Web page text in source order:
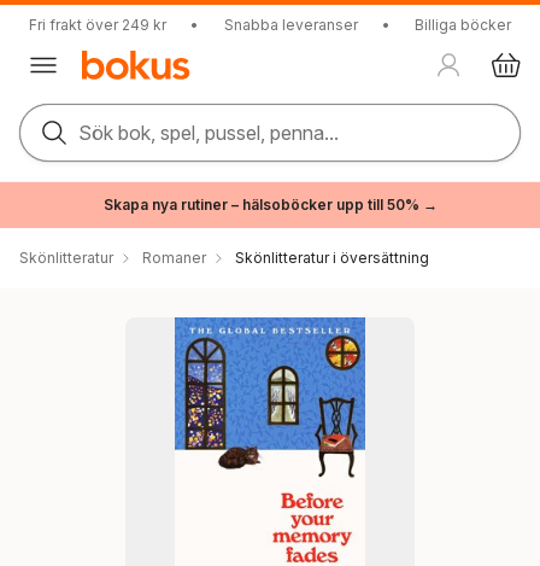
Fri frakt över 249 kr • Snabba leveranser • Billiga böcker
Sök bok, spel, pussel, penna...
Skapa nya rutiner – hälsoböcker upp till 50% →
Skönlitteratur Romaner Skönlitteratur i översättning